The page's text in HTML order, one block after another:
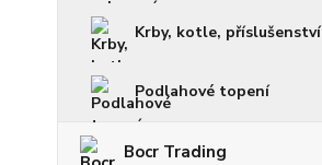
Krby, kotle, příslušenství
Podlahové topení
Bocr Trading